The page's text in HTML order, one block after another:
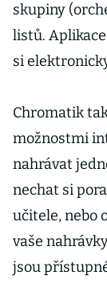
skupiny
listů.
si
Chromatik
možnostmi
nahrávat
nechat si
učitele, nebo
vaše
jsou